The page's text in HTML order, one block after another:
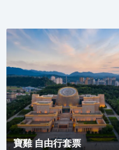
寶雞 自由行套票